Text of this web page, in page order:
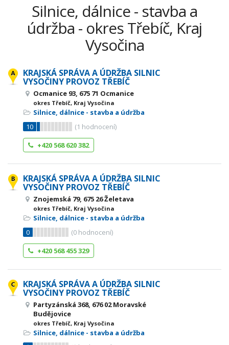
Silnice, dálnice - stavba a
údržba - okres Třebíč, Kraj
Vysočina
KRAJSKÁ SPRÁVA A ÚDRŽBA SILNIC
VYSOČINY PROVOZ TŘEBÍČ
Ocmanice 93, 675 71 Ocmanice
okres Třebíč, Kraj Vysočina
Silnice, dálnice - stavba a údržba
10
(1 hodnocení)
+420 568 620 382
KRAJSKÁ SPRÁVA A ÚDRŽBA SILNIC
VYSOČINY PROVOZ TŘEBÍČ
Znojemská 79, 675 26 Želetava
okres Třebíč, Kraj Vysočina
Silnice, dálnice - stavba a údržba
0
(0 hodnocení)
+420 568 455 329
KRAJSKÁ SPRÁVA A ÚDRŽBA SILNIC
VYSOČINY PROVOZ TŘEBÍČ
Partyzánská 368, 676 02 Moravské
Budějovice
okres Třebíč, Kraj Vysočina
Silnice, dálnice - stavba a údržba